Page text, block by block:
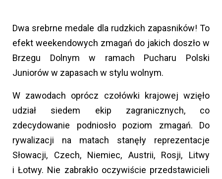
Dwa srebrne medale dla rudzkich zapasników! To
efekt weekendowych zmagań do jakich doszło w
Brzegu Dolnym w ramach Pucharu Polski
Juniorów w zapasach w stylu wolnym.
W zawodach oprócz czołówki krajowej wzięło
udział siedem ekip zagranicznych, co
zdecydowanie podniosło poziom zmagań. Do
rywalizacji na matach stanęły reprezentacje
Słowacji, Czech, Niemiec, Austrii, Rosji, Litwy
i Łotwy. Nie zabrakło oczywiście przedstawicieli